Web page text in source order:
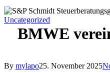
Uncategorized
BMWE
By mylapo25. November 2025